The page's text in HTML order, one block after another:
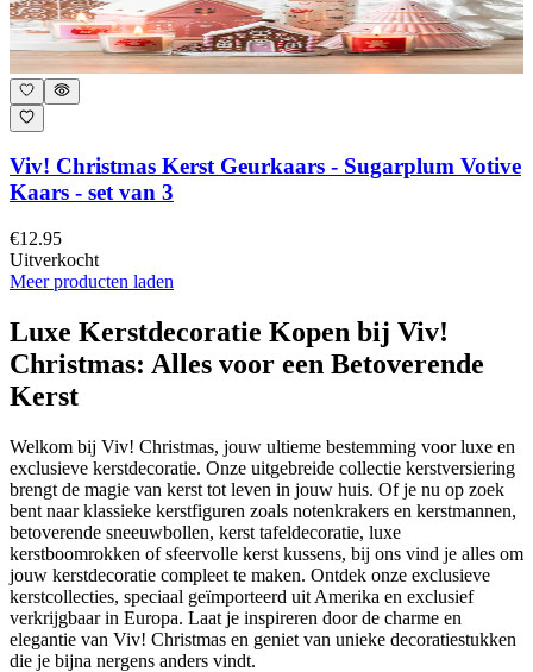
Viv! Christmas Kerst Geurkaars - Sugarplum Votive
Kaars - set van 3
€12.95
Uitverkocht
Meer producten laden
Luxe Kerstdecoratie Kopen bij Viv!
Christmas: Alles voor een Betoverende
Kerst
Welkom bij Viv! Christmas, jouw ultieme bestemming voor luxe en
exclusieve kerstdecoratie. Onze uitgebreide collectie kerstversiering
brengt de magie van kerst tot leven in jouw huis. Of je nu op zoek
bent naar klassieke kerstfiguren zoals notenkrakers en kerstmannen,
betoverende sneeuwbollen, kerst tafeldecoratie, luxe
kerstboomrokken of sfeervolle kerst kussens, bij ons vind je alles om
jouw kerstdecoratie compleet te maken. Ontdek onze exclusieve
kerstcollecties, speciaal geïmporteerd uit Amerika en exclusief
verkrijgbaar in Europa. Laat je inspireren door de charme en
elegantie van Viv! Christmas en geniet van unieke decoratiestukken
die je bijna nergens anders vindt.